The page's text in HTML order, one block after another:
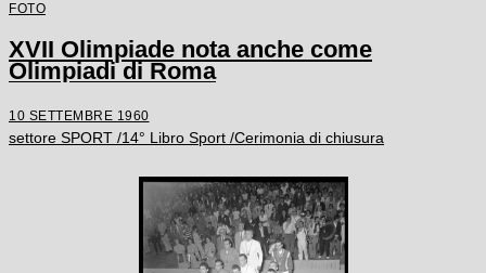
FOTO
XVII Olimpiade nota anche come
Olimpiadi di Roma
10 SETTEMBRE 1960
settore SPORT /14° Libro Sport /Cerimonia di chiusura